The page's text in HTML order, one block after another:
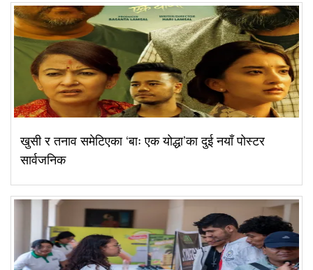
खुसी र तनाव समेटिएका ‘बाः एक योद्धा’का दुई नयाँ पोस्टर
सार्वजनिक